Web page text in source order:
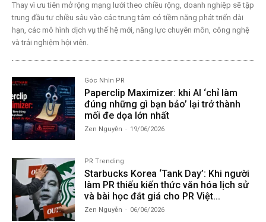
Thay vì ưu tiên mở rộng mạng lưới theo chiều rộng, doanh nghiệp sẽ tập
trung đầu tư chiều sâu vào các trung tâm có tiềm năng phát triển dài
hạn, các mô hình dịch vụ thế hệ mới, năng lực chuyên môn, công nghệ
và trải nghiệm hội viên.
Góc Nhìn PR
Paperclip Maximizer: khi AI ‘chỉ làm
đúng những gì bạn bảo’ lại trở thành
mối đe dọa lớn nhất
Zen Nguyễn - 19/06/2026
PR Trending
Starbucks Korea ‘Tank Day’: Khi người
làm PR thiếu kiến thức văn hóa lịch sử
và bài học đắt giá cho PR Việt...
Zen Nguyễn - 06/06/2026